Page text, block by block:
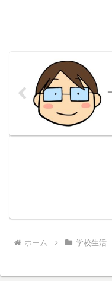
ホーム 学校生活